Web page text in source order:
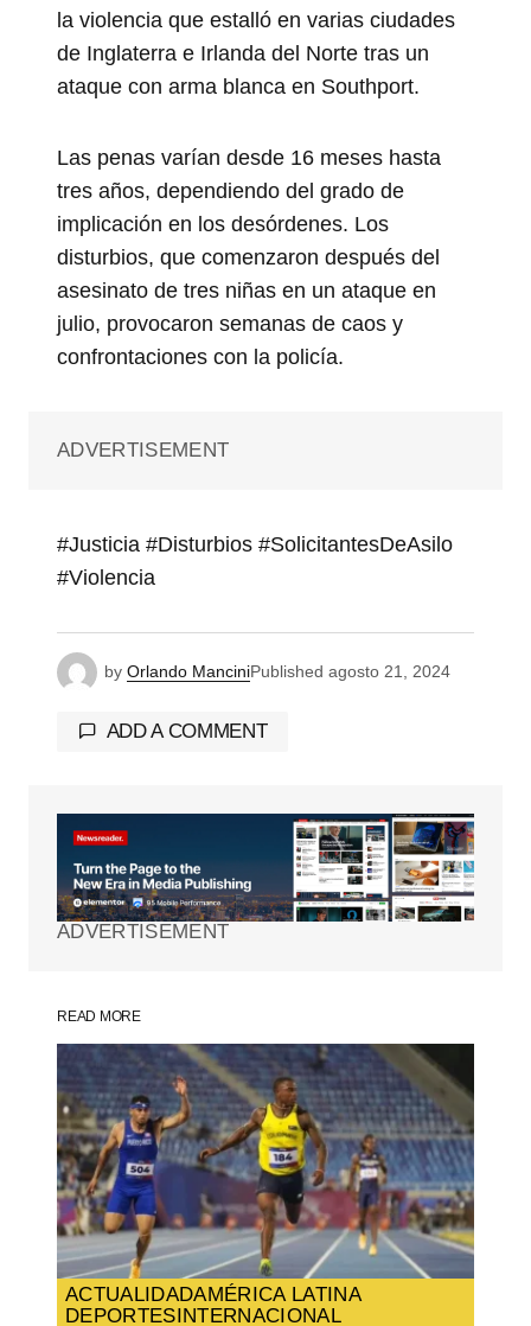
la violencia que estalló en varias ciudades
de Inglaterra e Irlanda del Norte tras un
ataque con arma blanca en Southport.
Las penas varían desde 16 meses hasta
tres años, dependiendo del grado de
implicación en los desórdenes. Los
disturbios, que comenzaron después del
asesinato de tres niñas en un ataque en
julio, provocaron semanas de caos y
confrontaciones con la policía.
ADVERTISEMENT
#Justicia #Disturbios #SolicitantesDeAsilo
#Violencia
by Orlando ManciniPublished agosto 21, 2024
ADD A COMMENT
Tu dirección de correo electrónico no será
Los campos obligatorios están
marcados con*
Your Name*
Your E-mail*
Guarda mi nombre, correo electrónico y
web en este navegador para la próxima
vez que comente.
ADVERTISEMENT
READ MORE
ACTUALIDADAMÉRICA LATINA
DEPORTESINTERNACIONAL